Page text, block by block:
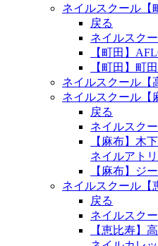
ネイルスクール【
戻る
ネイルスク
【町田】
【町田】町
ネイルスクール【
ネイルスクール【
戻る
ネイルスク
【麻布】木
ネイルアト
【麻布】ジ
ネイルスクール【
戻る
ネイルスク
【恵比寿】